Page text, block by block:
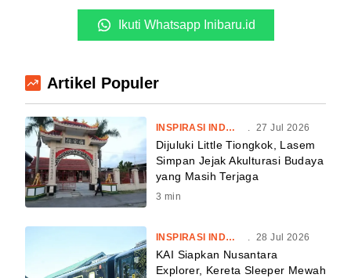
Ikuti Whatsapp Inibaru.id
Artikel Populer
INSPIRASI INDONESIA . 27 Jul 2026
Dijuluki Little Tiongkok, Lasem
Simpan Jejak Akulturasi Budaya
yang Masih Terjaga
3 min
INSPIRASI INDONESIA . 28 Jul 2026
KAI Siapkan Nusantara
Explorer, Kereta Sleeper Mewah